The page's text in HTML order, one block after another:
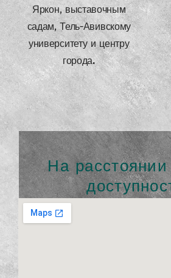
Яркон, выставочным
садам, Тель-Авивскому
университету и центру
города.
На